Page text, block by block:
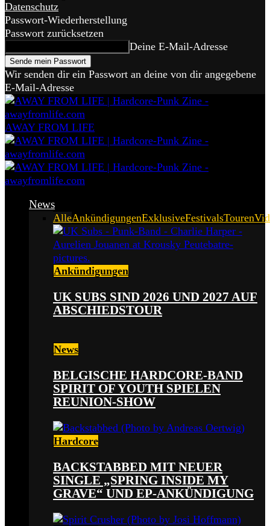
Datenschutz
Passwort-Wiederherstellung
Passwort zurücksetzen
Deine E-Mail-Adresse
Wir senden dir ein Passwort an deine von dir angegebene
E-Mail-Adresse
AWAY FROM LIFE
News
AlleAnkündigungenExklusiveFestivalsTouren
Ankündigungen
UK SUBS SIND 2026 UND 2027 AUF
ABSCHIEDSTOUR
News
BELGISCHE HARDCORE-BAND
SPIRIT OF YOUTH SPIELEN
REUNION-SHOW
Hardcore
BACKSTABBED MIT NEUER
SINGLE „SPRING INSIDE MY
GRAVE“ UND EP-ANKÜNDIGUNG